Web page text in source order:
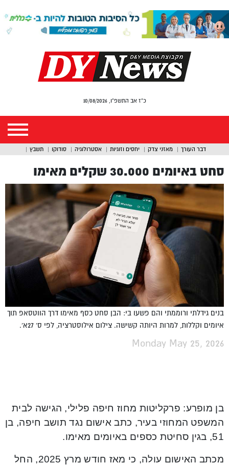
כ"ז אב התשפ"ו, 10/08/2026
דבר העורך מאזני צדק יחסים וזוגיות אסטרולוגיה סודוקו תשבץ
סחט באיומים 30.000 שקלים מאימו
בנים גידלתי ורוממתי והם פשעו בי: הבן סחט כסף מאימו דרך הווטסאפ תוך
איומים וקללות, למרות היותה קשישה. צילום אילוסטרציה, לפי ס' 27א'.
Monday May 25, 2026
בן מופרע: פרקליטות מחוז חיפה פלילי, הגישה לבית
המשפט המחוזי בעיר, כתב אישום נגד תושב חיפה, בן
51, בגין סחיטת כספים באיומים מאימו.
מכתב האישום עולה, כי מאז חודש מרץ 2025, החל